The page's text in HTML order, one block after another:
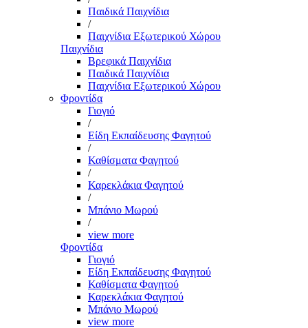
Παιδικά Παιχνίδια
/
Παιχνίδια Εξωτερικού Χώρου
Παιχνίδια
Βρεφικά Παιχνίδια
Παιδικά Παιχνίδια
Παιχνίδια Εξωτερικού Χώρου
Φροντίδα
Γιογιό
/
Είδη Εκπαίδευσης Φαγητού
/
Καθίσματα Φαγητού
/
Καρεκλάκια Φαγητού
/
Μπάνιο Μωρού
/
view more
Φροντίδα
Γιογιό
Είδη Εκπαίδευσης Φαγητού
Καθίσματα Φαγητού
Καρεκλάκια Φαγητού
Μπάνιο Μωρού
view more